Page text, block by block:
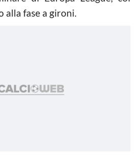
alla fase a gironi.